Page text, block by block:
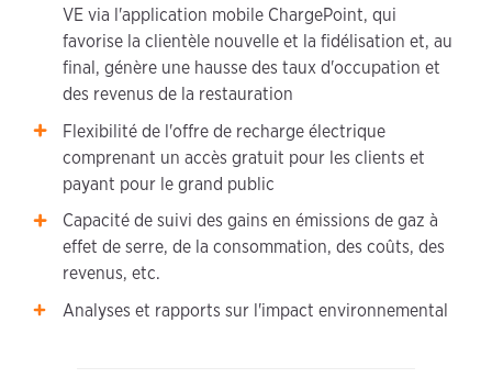
VE via l'application mobile ChargePoint, qui
favorise la clientèle nouvelle et la fidélisation et, au
final, génère une hausse des taux d'occupation et
des revenus de la restauration
Flexibilité de l'offre de recharge électrique
comprenant un accès gratuit pour les clients et
payant pour le grand public
Capacité de suivi des gains en émissions de gaz à
effet de serre, de la consommation, des coûts, des
revenus, etc.
Analyses et rapports sur l'impact environnemental